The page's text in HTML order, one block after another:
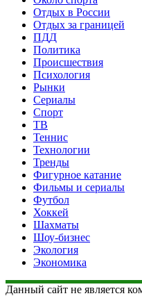
Отдых в России
Отдых за границей
ПДД
Политика
Происшествия
Психология
Рынки
Сериалы
Спорт
ТВ
Теннис
Технологии
Тренды
Фигурное катание
Фильмы и сериалы
Футбол
Хоккей
Шахматы
Шоу-бизнес
Экология
Экономика
Данный сайт не является